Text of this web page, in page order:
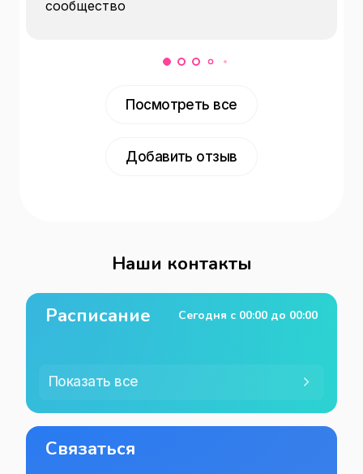
сообщество
Посмотреть все
Добавить отзыв
Наши контакты
Расписание Сегодня с 00:00 до 00:00
Показать все
Связаться